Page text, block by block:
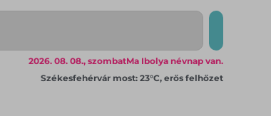
Ma Ibolya névnap van.
2026. 08. 08., szombat
Székesfehérvár most: 23°C, erős felhőzet